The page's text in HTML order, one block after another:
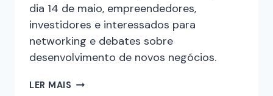
dia 14 de maio, empreendedores,
investidores e interessados para
networking e debates sobre
desenvolvimento de novos negócios.
LER MAIS